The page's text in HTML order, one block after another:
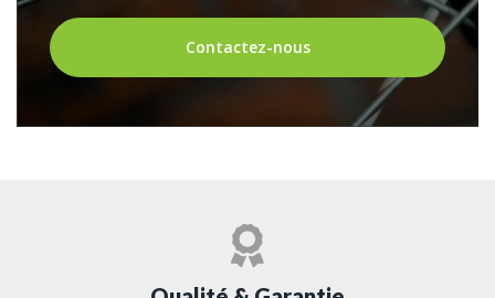
Contactez-nous